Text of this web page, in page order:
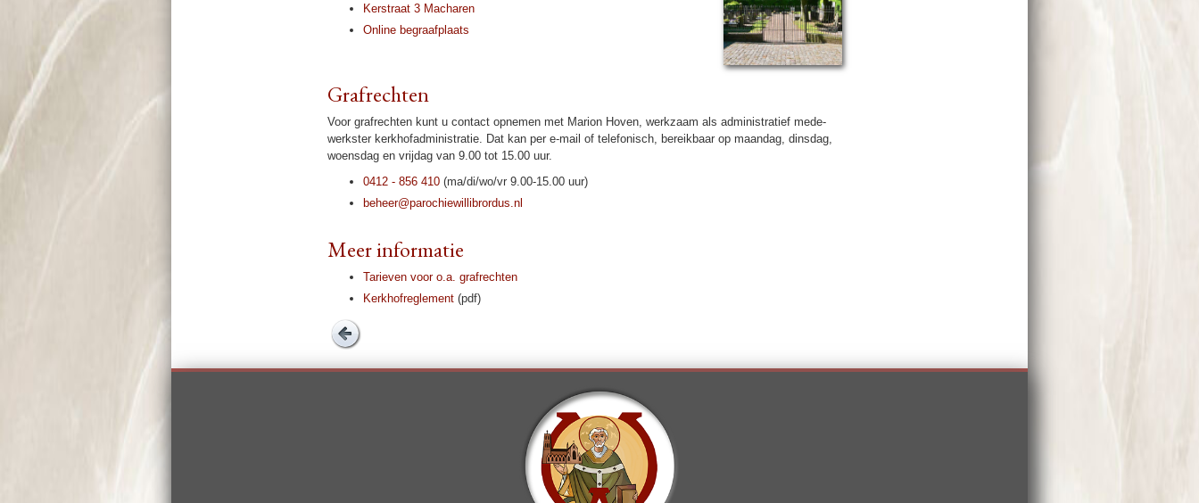
Kerstraat 3 Macharen
Online begraaf­plaats
Graf­rechten
Voor graf­rechten kunt u contact opnemen met Marion Hoven, werk­zaam als admi­ni­stra­tief mede­
werkster kerkhof­ad­mi­ni­stra­tie. Dat kan per e-mail of tele­fo­nisch, bereik­baar op maan­dag, dins­dag,
woens­dag en vrij­dag van 9.00 tot 15.00 uur.
0412 - 856 410(ma/di/wo/vr 9.00-15.00 uur)
beheer@pa­ro­chiewil­li­brordus.nl
Meer in­for­ma­tie
Tarieven voor o.a. graf­rechten
Kerkhofregle­ment(pdf)